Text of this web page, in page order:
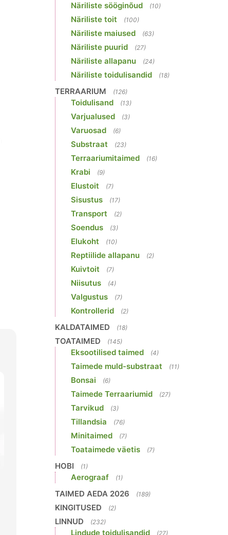
Näriliste sööginõud (10)
Näriliste toit (100)
Näriliste maiused (63)
Näriliste puurid (27)
Näriliste allapanu (24)
Näriliste toidulisandid (18)
TERRAARIUM (126)
Toidulisand (13)
Varjualused (3)
Varuosad (6)
Substraat (23)
Terraariumitaimed (16)
Krabi (9)
Elustoit (7)
Sisustus (17)
Transport (2)
Soendus (3)
Elukoht (10)
Reptiilide allapanu (2)
Kuivtoit (7)
Niisutus (4)
Valgustus (7)
Kontrollerid (2)
KALDATAIMED (18)
TOATAIMED (145)
Eksootilised taimed (4)
Taimede muld-substraat (11)
Bonsai (6)
Taimede Terraariumid (27)
Tarvikud (3)
Tillandsia (76)
Minitaimed (7)
Toataimede väetis (7)
HOBI (1)
Aerograaf (1)
TAIMED AEDA 2026 (189)
KINGITUSED (2)
LINNUD (232)
Lindude toidulisandid (27)